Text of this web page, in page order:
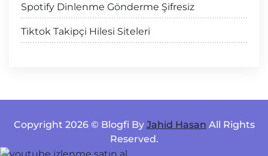
Spotify Dinlenme Gönderme Şifresiz
Tiktok Takipçi Hilesi Siteleri
Copyright 2026 © Blogfi By Jahid Hasan All Rights
Reserved.